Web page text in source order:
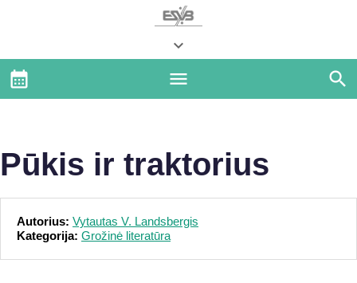
Pūkis ir traktorius
Autorius: Vytautas V. Landsbergis
Kategorija: Grožinė literatūra